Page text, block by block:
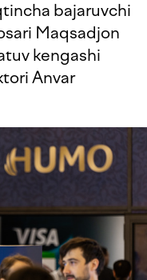
bajaruvchi
Maqsadjon
kengashi
Anvar